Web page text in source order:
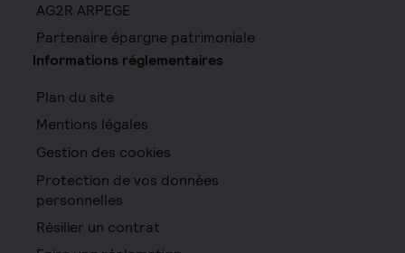
AG2R ARPEGE
Partenaire épargne patrimoniale
Informations réglementaires
Plan du site
Mentions légales
Gestion des cookies
Protection de vos données
personnelles
Résilier un contrat